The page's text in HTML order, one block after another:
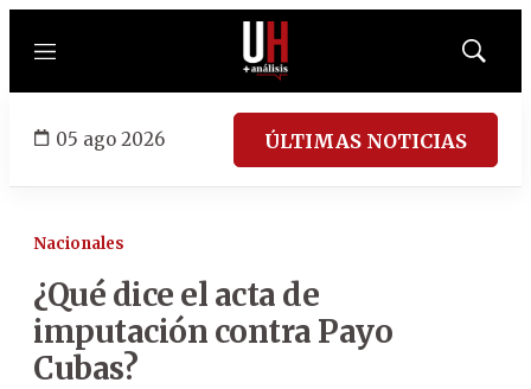
Menú
Mostrar
05 ago 2026 ÚLTIMAS NOTICIAS
Nacionales
¿Qué dice el acta de
imputación contra Payo
Cubas?